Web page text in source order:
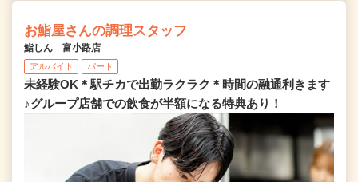
お鮨屋さんの調理スタッフ
鮨しん 富小路店
アルバイト パート
未経験OK＊駅チカで出勤ラクラク＊時間の融通利きます
♪グループ店舗での飲食が半額になる特典あり！